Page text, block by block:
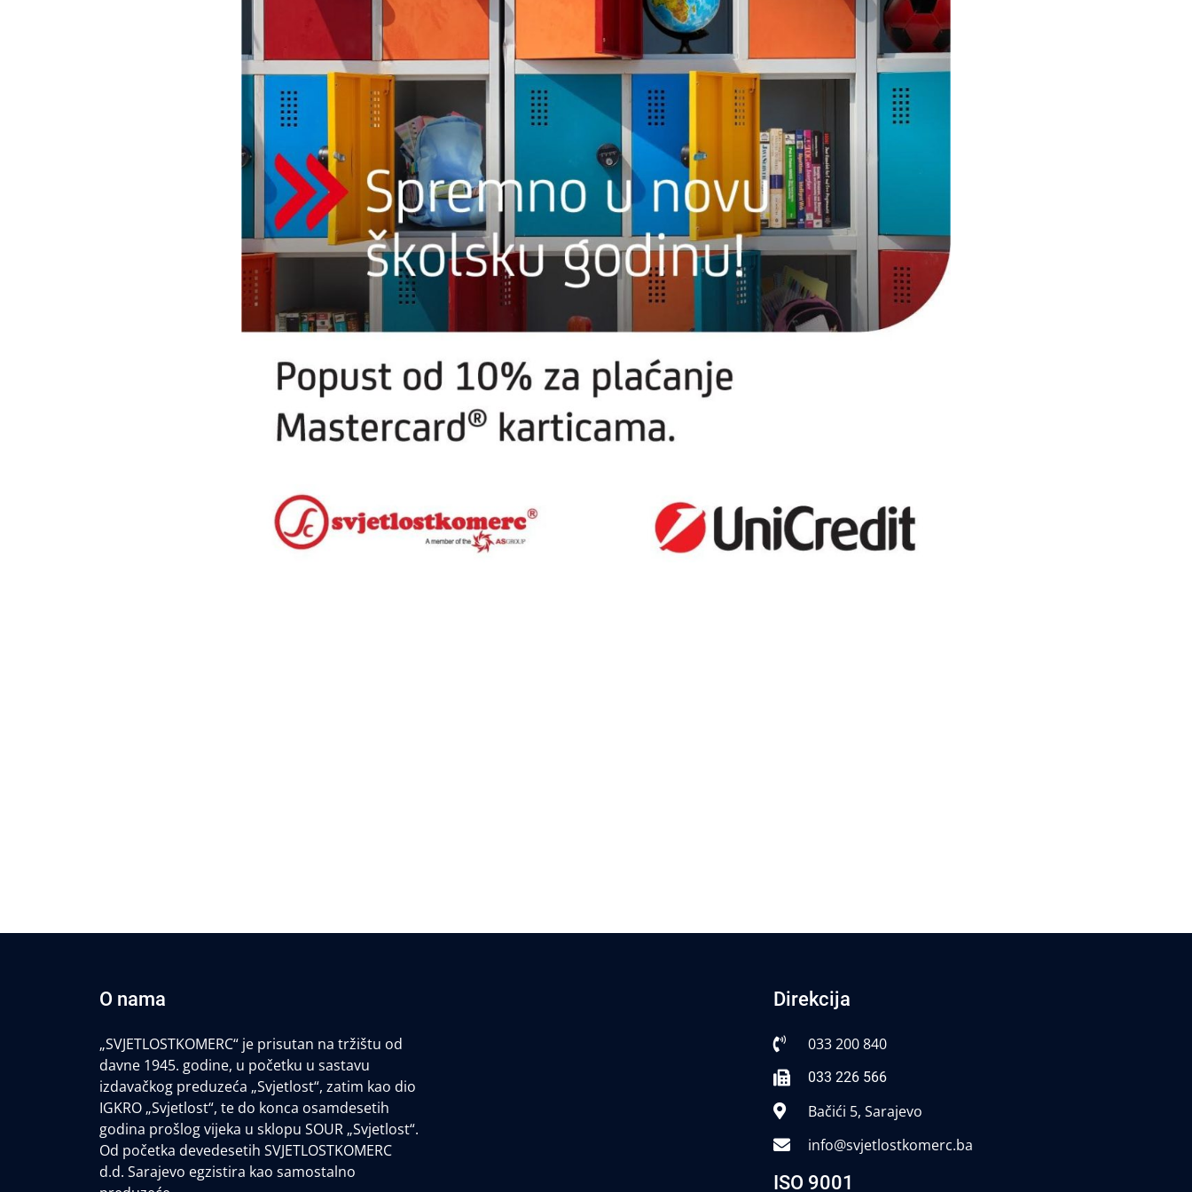
O nama
„SVJETLOSTKOMERC“ je prisutan na tržištu od
davne 1945. godine, u početku u sastavu
izdavačkog preduzeća „Svjetlost“, zatim kao dio
IGKRO „Svjetlost“, te do konca osamdesetih
godina prošlog vijeka u sklopu SOUR „Svjetlost“.
Od početka devedesetih SVJETLOSTKOMERC
d.d. Sarajevo egzistira kao samostalno
Direkcija
033 200 840
033 226 566
Bačići 5, Sarajevo
info@svjetlostkomerc.ba
ISO 9001